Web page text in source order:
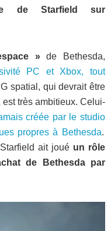
de Starfield sur
»de Bethesda,
PC et Xbox, tout
spatial, qui devrait être
est très ambitieux. Celui-
créée par le studio
propres à Bethesda.
ait joué un rôle
de Bethesda par